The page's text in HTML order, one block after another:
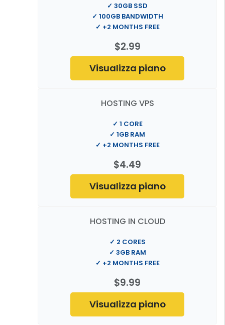
$2.99
✓ 30GB SSD
✓ 100GB BANDWIDTH
✓ +2 MONTHS FREE
Visualizza piano
HOSTING VPS
$4.49
✓ 1 CORE
✓ 1GB RAM
✓ +2 MONTHS FREE
Visualizza piano
HOSTING IN CLOUD
$9.99
✓ 2 CORES
✓ 3GB RAM
✓ +2 MONTHS FREE
Visualizza piano